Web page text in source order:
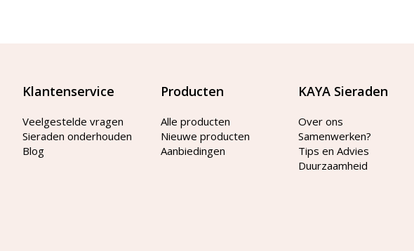
Klantenservice
Veelgestelde vragen
Sieraden onderhouden
Blog
Producten
Alle producten
Nieuwe producten
Aanbiedingen
KAYA Sieraden
Over ons
Samenwerken?
Tips en Advies
Duurzaamheid